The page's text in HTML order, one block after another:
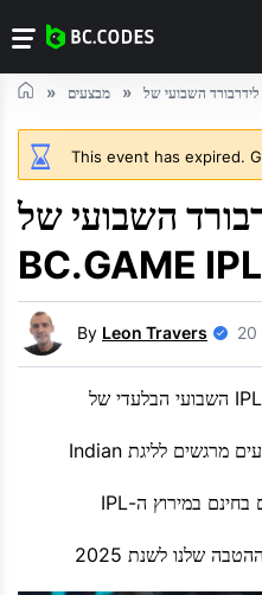
מבצעים
This event has expired.
השבועי של
BC.GAME IPL
By Leon Travers
הפוך כל הימור לספור עם מירוץ ה-IPL השבועי הבלעדי של
BC.GAME השיקה סדרה של מבצעים מרגשים לליגת Indian
גלה כיצד להשתתף ולזכות בהימורים בחינם במירוץ ה-IPL